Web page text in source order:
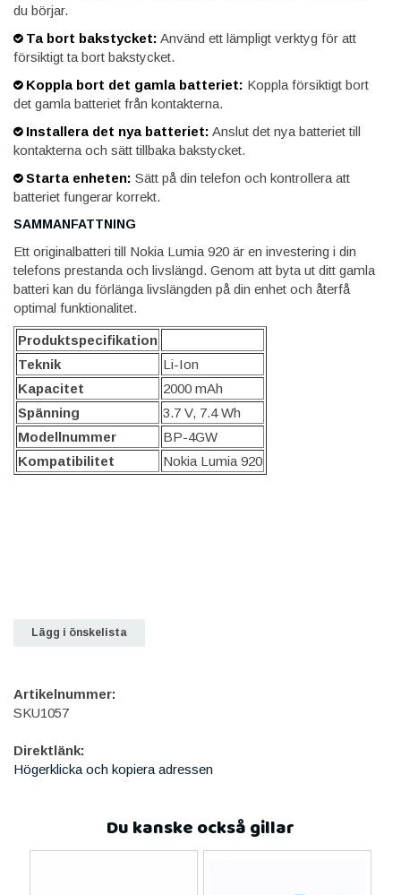
du börjar.
Ta bort bakstycket: Använd ett lämpligt verktyg för att
försiktigt ta bort bakstycket.
Koppla bort det gamla batteriet: Koppla försiktigt bort
det gamla batteriet från kontakterna.
Installera det nya batteriet: Anslut det nya batteriet till
kontakterna och sätt tillbaka bakstycket.
Starta enheten: Sätt på din telefon och kontrollera att
batteriet fungerar korrekt.
SAMMANFATTNING
Ett originalbatteri till Nokia Lumia 920 är en investering i din
telefons prestanda och livslängd. Genom att byta ut ditt gamla
batteri kan du förlänga livslängden på din enhet och återfå
optimal funktionalitet.
Produktspecifikation
Teknik
Li-Ion
Kapacitet
2000 mAh
Spänning
3.7 V, 7.4 Wh
Modellnummer
BP-4GW
Kompatibilitet
Nokia Lumia 920
Lägg i önskelista
Artikelnummer:
SKU1057
Direktlänk:
Högerklicka och kopiera adressen
Du kanske också gillar